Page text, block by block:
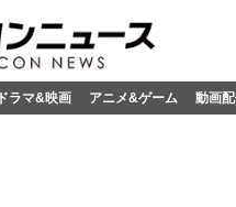
ドラマ&映画 アニメ&ゲーム 動画